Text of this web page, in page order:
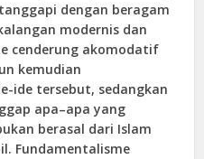
dengan beragam
modernis dan
cenderung akomodatif
kemudian
ide tersebut, sedangkan
apa–apa yang
berasal dari Islam
Fundamentalisme